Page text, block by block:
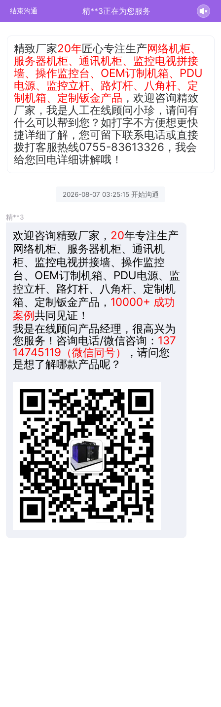
结束沟通 精**3正在为您服务
精致厂家20年匠心专注生产网络机柜、
服务器机柜、通讯机柜、监控电视拼接
墙、操作监控台、OEM订制机箱、PDU
电源、监控立杆、路灯杆、八角杆、定
制机箱、定制钣金产品 ，欢迎咨询精致
厂家，我是人工在线顾问小珍，请问有
什么可以帮到您？如打字不方便想更快
捷详细了解，您可留下联系电话或直接
拨打客服热线0755-83613326，我会
给您回电详细讲解哦！
2026-08-07 03:25:15 开始沟通
精**3
欢迎咨询精致厂家， 20年专注生产
网络机柜、服务器机柜、通讯机
柜、监控电视拼接墙、操作监控
台、OEM订制机箱、PDU电源、监
控立杆、路灯杆、八角杆、定制机
箱、定制钣金产品， 10000+ 成功
案例共同见证！
我是在线顾问产品经理，很高兴为
您服务！咨询电话/微信咨询： 137
14745119（微信同号）
，请问您
是想了解哪款产品呢？